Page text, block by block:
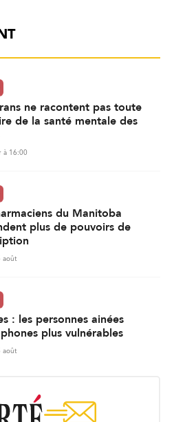
ne racontent pas toute
de la santé mentale des
à 16:00
du Manitoba
plus de pouvoirs de
août
: les personnes ainées
plus vulnérables
août